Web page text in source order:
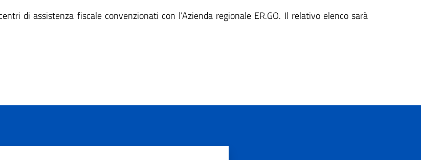
di assistenza fiscale convenzionati con l’Azienda regionale ER.GO. Il relativo elenco sarà